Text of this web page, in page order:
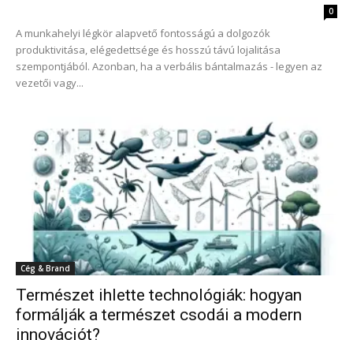
0
A munkahelyi légkör alapvető fontosságú a dolgozók
produktivitása, elégedettsége és hosszú távú lojalitása
szempontjából. Azonban, ha a verbális bántalmazás - legyen az
vezetői vagy...
Cég & Brand
Természet ihlette technológiák: hogyan
formálják a természet csodái a modern
innovációt?